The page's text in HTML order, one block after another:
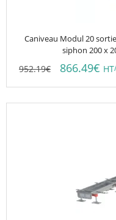
Caniveau Modul 20
siphon 200 x
952.19€ 866.49€ HT/